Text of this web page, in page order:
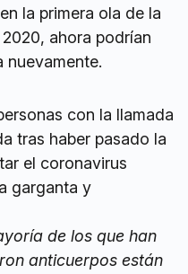
la primera ola de la
ahora podrían
nuevamente.
con la llamada
tras haber pasado la
el coronavirus
garganta y
de los que han
anticuerpos están